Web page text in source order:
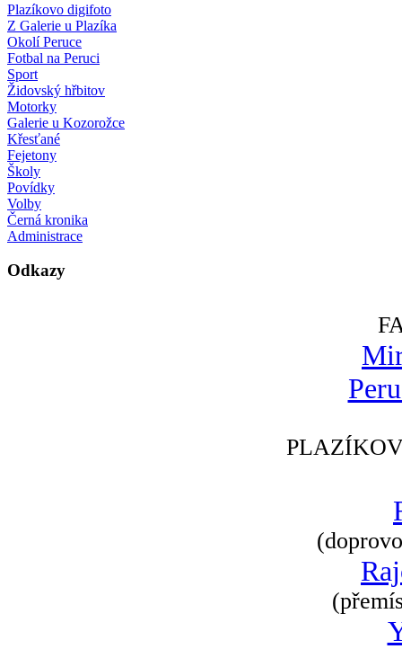
Plazíkovo digifoto
Z Galerie u Plazíka
Okolí Peruce
Fotbal na Peruci
Sport
Židovský hřbitov
Motorky
Galerie u Kozorožce
Křesťané
Fejetony
Školy
Povídky
Volby
Černá kronika
Administrace
Odkazy